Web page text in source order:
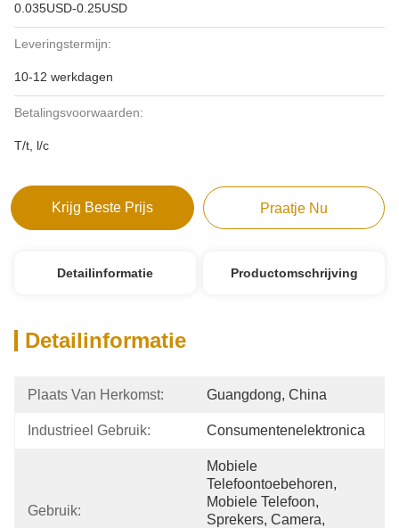
0.035USD-0.25USD
Leveringstermijn:
10-12 werkdagen
Betalingsvoorwaarden:
T/t, l/c
Krijg Beste Prijs Praatje Nu
Detailinformatie Productomschrijving
Detailinformatie
Plaats Van Herkomst: Guangdong, China
Industrieel Gebruik: Consumentenelektronica
Gebruik:
Mobiele
Telefoontoebehoren,
Mobiele Telefoon,
Sprekers, Camera,